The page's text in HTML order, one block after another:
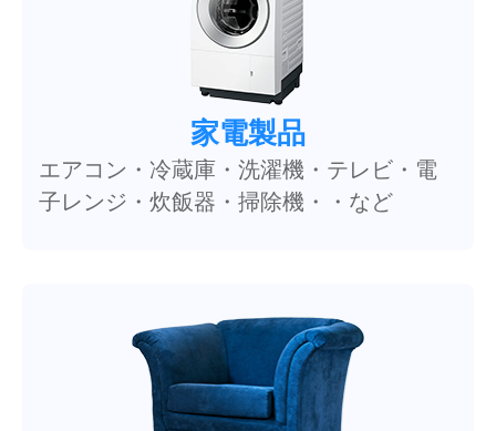
家電製品
エアコン・冷蔵庫・洗濯機・テレビ・電
子レンジ・炊飯器・掃除機・・など